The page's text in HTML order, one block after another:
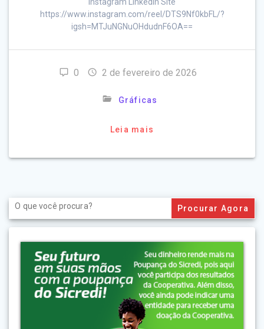
https://www.instagram.com/reel/DTS9Nf0kbFL/?
igsh=MTJuNGNuOHdudnF6OA==
0 2 de fevereiro de 2026
Gráficas
Leia mais
Search
for: